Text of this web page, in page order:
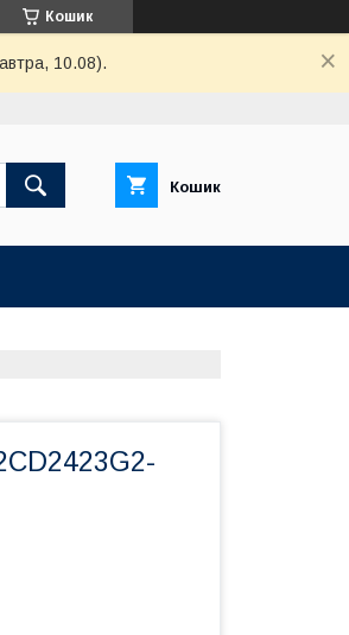
Кошик
10.08).
Кошик